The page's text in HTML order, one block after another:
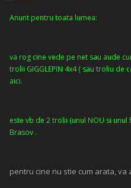
Anunt pentru toata lumea:
va rog cine vede pe net sau aude
trolii GIGGLEPIN 4x4 ( sau troliu
aici.
este vb de 2 trolii (unul NOU si unul
Brasov .
pentru cine nu stie cum arata, va